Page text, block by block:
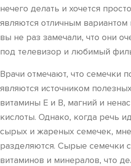
нечего делать и хочется
являются отличным вариантом
вы не раз замечали, что они
под телевизор и любимый
Врачи отмечают, что семечки
являются источником
витамины E и B, магний и
кислоты. Однако, когда речь
сырых и жареных семечек,
разделяются. Сырые семечки
витаминов и минералов, что